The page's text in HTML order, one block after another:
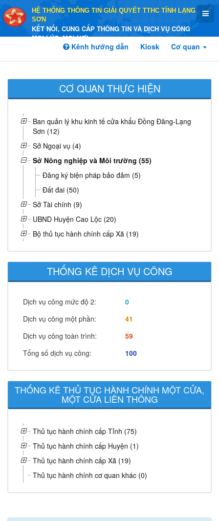
HỆ THỐNG THÔNG TIN GIẢI QUYẾT TTHC TỈNH LẠNG
SƠN
KẾT NỐI, CUNG CẤP THÔNG TIN VÀ DỊCH VỤ CÔNG
MỌI LÚC, MỌI NƠI
Kênh hướng dẫn Kiosk Cơ quan
CƠ QUAN THỰC HIỆN
Ban quản lý khu kinh tế cửa khẩu Đồng Đăng-Lạng
Sơn (12)
Sở Ngoại vụ (4)
Sở Nông nghiệp và Môi trường (55)
Đăng ký biện pháp bảo đảm (5)
Đất đai (50)
Sở Tài chính (9)
UBND Huyện Cao Lộc (20)
Bộ thủ tục hành chính cấp Xã (19)
THỐNG KÊ DỊCH VỤ CÔNG
Dịch vụ công mức độ 2:
0
Dịch vụ công một phần:
41
Dịch vụ công toàn trình:
59
Tổng số dịch vụ công:
100
THỐNG KÊ THỦ TỤC HÀNH CHÍNH MỘT CỬA,
MỘT CỬA LIÊN THÔNG
Thủ tục hành chính cấp Tỉnh (75)
Thủ tục hành chính cấp Huyện (1)
Thủ tục hành chính cấp Xã (19)
Thủ tục hành chính cơ quan khác (0)